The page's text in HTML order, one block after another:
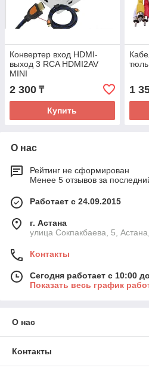
Конвертер вход HDMI-
выход 3 RCA HDMI2AV
MINI
2 300 ₸
Купить
1
О нас
Рейтинг не сформирован
Менее 5 отзывов за
Работает с 24.09.2015
г. Астана
улица Сокпакбаева, 5,
Контакты
Сегодня работает с 10:00
Показать весь график
О нас
Контакты